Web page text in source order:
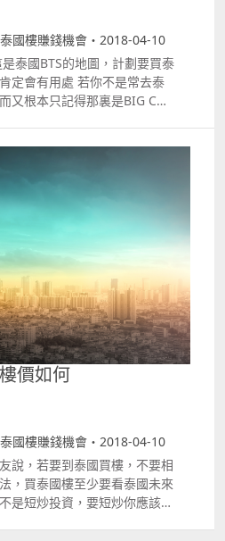
，更陸續有新樓盤推出，但當
附近曾出現這些事情，你敢繼
們可以在田土廳可查詢物業有否
件，間接查詢單位是否「兇
供相關資訊，所以因不知道是
較微。 但泰國不像香港，要搜
筆者透過朋友的幫忙等也有部
故事」有關的地點，附近500
。事實上，若大家到泰國睇
是一手新盤附近，好像也有很
會告訴你這些是其他興建中的
些爛地或只興建了一半的項
故事。可能當地人根本便知
，但香港的代理卻未必太清
日後便會較難轉售或出租，若
告訴你這些鬼故事，後悔也來
Sathorn的樓盤，在當地已
但位置筆者就不太喜歡，大家
Unique Tower的距離很接
大樓興建時缺乏資金再支持，
這幢物業便有很多鬼故事，而
稱它為「Ghost Tower」，不
。 Sathorn Unique Tower給
，很多泰國本土的買家及海外
Unique Tower附近的
大家應該較為熟悉的例子，若
國樓賺錢機會・2018-04-10
泰國BTS的地圖，計劃要買泰
定會有用處 若你不是常去泰
又根本只記得那裏是BIG C、
分鐘之內步行到BTS，否則其
樓前，首先你要明白你的目
意投入的資金有多少。任何的
沒有百份百確定的事情，你做
。 若然目的是投資，買泰國樓
的單位最重要是租得出，若買
到租客，在投資的角度便等如
找不到租客的樓盤，升值潛力
國樓賺錢，最重要的就是「地
BTS沿線的泰國樓便不愁沒有
且地點不同，升值能力也會有
，選對「地點」一定最重要。
遊熱點，但請記住這三個BTS
、Phloen Chit 留意當中不
去旅遊的人當然會住酒店，
少人會在那裏工作，因為工作
求，而且不少到泰國工作的海
氣的地方，方便吃喝玩樂，這
圖中 2 Rama 9，這是新商業
這區，不用問也知道在那裏上
國工作的人也特別多，正在你
價如何
國樓賺錢機會・2018-04-10
說，若要到泰國買樓，不要相
，買泰國樓至少要看泰國未來
是短炒投資，要短炒你應該買